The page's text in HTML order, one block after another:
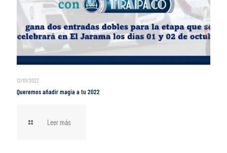
12/01/2022
Queremos añadir magia a tu 2022
Leer más